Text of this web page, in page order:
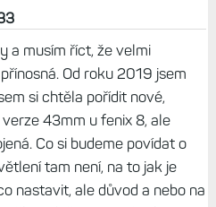
a musím říct, že velmi
Od roku 2019 jsem
si chtěla pořídit nové,
43mm u fenix 8, ale
Co si budeme povídat o
tam není, na to jak je
nastavit, ale důvod a nebo na